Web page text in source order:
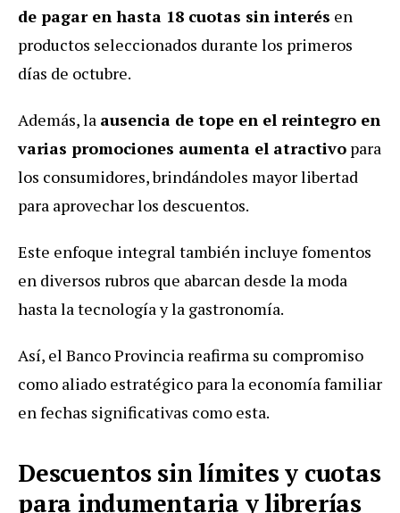
de pagar en hasta 18 cuotas sin interés en
productos seleccionados durante los primeros
días de octubre.
Además, la ausencia de tope en el reintegro en
varias promociones aumenta el atractivo para
los consumidores, brindándoles mayor libertad
para aprovechar los descuentos.
Este enfoque integral también incluye fomentos
en diversos rubros que abarcan desde la moda
hasta la tecnología y la gastronomía.
Así, el Banco Provincia reafirma su compromiso
como aliado estratégico para la economía familiar
en fechas significativas como esta.
Descuentos sin límites y cuotas
para indumentaria y librerías